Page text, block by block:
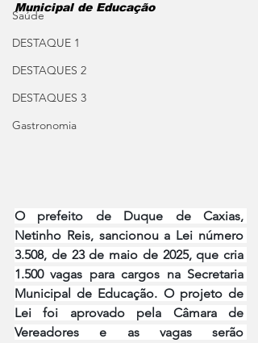
Saúde
DESTAQUE 1
DESTAQUES 2
DESTAQUES 3
Gastronomia
Municipal de Educação
O prefeito de Duque de Caxias,
Netinho Reis, sancionou a Lei número
3.508, de 23 de maio de 2025, que cria
1.500 vagas para cargos na Secretaria
Municipal de Educação. O projeto de
Lei foi aprovado pela Câmara de
Vereadores e as vagas serão